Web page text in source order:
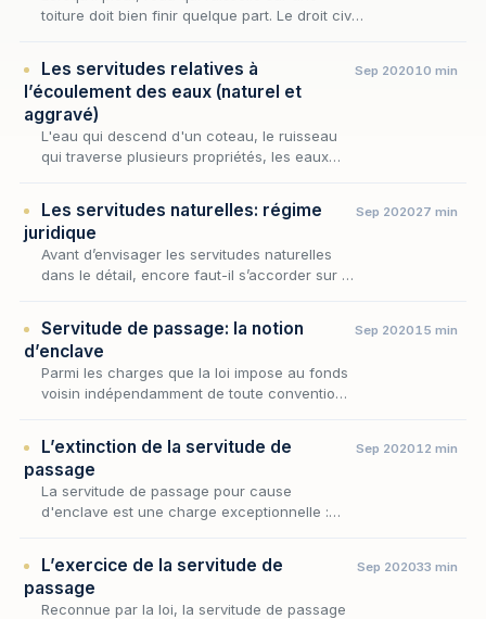
toiture doit bien finir quelque part. Le droit civil
Les servitudes relatives à
l’écoulement des eaux (naturel et
aggravé)
L'eau qui descend d'un coteau, le ruisseau
qui traverse plusieurs propriétés, les eaux
i…
Sep 202010 min
Les servitudes naturelles: régime
juridique
Avant d’envisager les servitudes naturelles
dans le détail, encore faut-il s’accorder sur la
Sep 202027 min
Servitude de passage: la notion
d’enclave
Parmi les charges que la loi impose au fonds
voisin indépendamment de toute convention,
des…
Sep 202015 min
L’extinction de la servitude de
passage
La servitude de passage pour cause
d'enclave est une charge exceptionnelle :
fonds de son v…
Sep 202012 min
L’exercice de la servitude de
passage
Reconnue par la loi, la servitude de passage
Sep 202033 min